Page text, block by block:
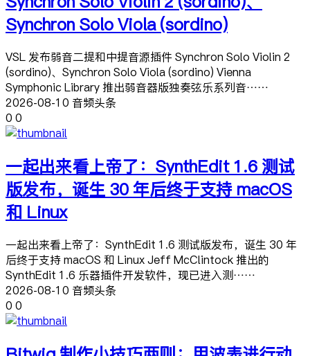
Synchron Solo Viola (sordino)
VSL 发布弱音二提和中提音源插件 Synchron Solo Violin 2
(sordino)、Synchron Solo Viola (sordino) Vienna
Symphonic Library 推出弱音器版独奏弦乐系列音……
2026-08-10 音频头条
0 0
一起出来看上帝了：SynthEdit 1.6 测试
版发布，诞生 30 年后终于支持 macOS
和 Linux
一起出来看上帝了：SynthEdit 1.6 测试版发布，诞生 30 年
后终于支持 macOS 和 Linux Jeff McClintock 推出的
SynthEdit 1.6 乐器插件开发软件，现已进入测……
2026-08-10 音频头条
0 0